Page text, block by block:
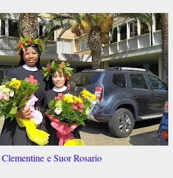
Clementinee SuorRosario